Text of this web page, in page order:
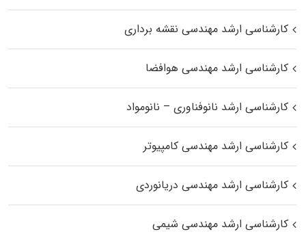
کارشناسی ارشد مهندسی نقشه برداری
کارشناسی ارشد مهندسی هوافضا
کارشناسی ارشد نانوفناوری – نانومواد
کارشناسی ارشد مهندسی کامپیوتر
کارشناسی ارشد مهندسی دریانوردی
کارشناسی ارشد مهندسی شیمی